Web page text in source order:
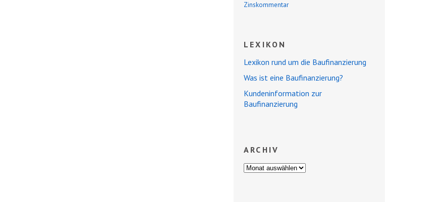
Zinskommentar
LEXIKON
Lexikon rund um die Baufinanzierung
Was ist eine Baufinanzierung?
Kundeninformation zur
Baufinanzierung
ARCHIV